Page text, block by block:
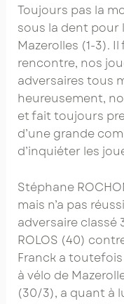
Toujours pas la
sous la dent pour
Mazerolles (1-3).
rencontre, nos
adversaires tous
heureusement,
et fait toujours
d’une grande
d’inquiéter les
Stéphane
mais n’a pas
adversaire classé
ROLOS (40)
Franck a
à vélo de
(30/3), a quant à